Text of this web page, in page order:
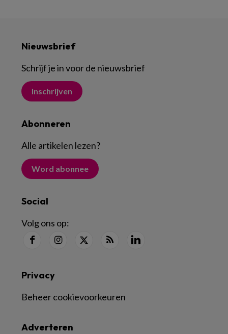
Nieuwsbrief
Schrijf je in voor de nieuwsbrief
Inschrijven
Abonneren
Alle artikelen lezen?
Word abonnee
Social
Volg ons op:
Adverteren
Privacy
Beheer cookievoorkeuren